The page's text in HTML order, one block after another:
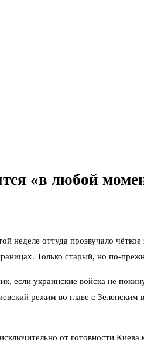
«в любой
неделе оттуда прозвучало
Только старый, но
украинские войска не
режим во главе с Зеленским
от готовности